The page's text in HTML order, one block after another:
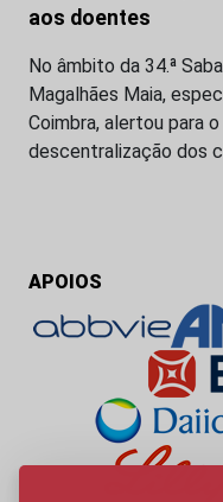
aos doentes
No âmbito da 34.ª
Magalhães Maia,
Coimbra, alertou para
descentralização dos
APOIOS